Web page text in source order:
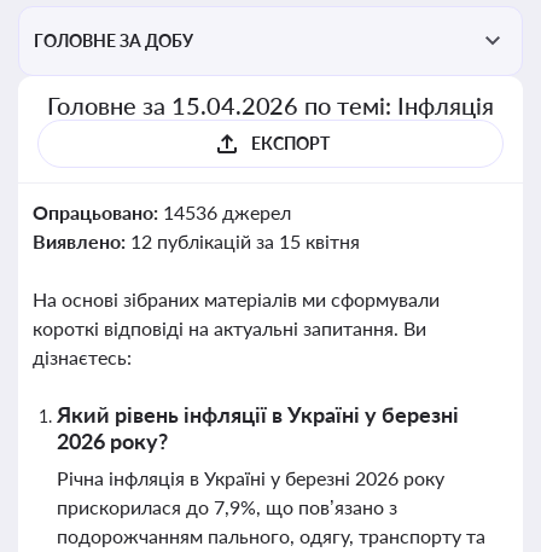
ГОЛОВНЕ ЗА ДОБУ
Головне за 15.04.2026 по темі: Інфляція
ЕКСПОРТ
Опрацьовано: 14536 джерел
Виявлено: 12 публікацій за 15 квітня
На основі зібраних матеріалів ми сформували
короткі відповіді на актуальні запитання. Ви
дізнаєтесь:
Який рівень інфляції в Україні у березні
2026 року?
Річна інфляція в Україні у березні 2026 року
прискорилася до 7,9%, що пов’язано з
подорожчанням пального, одягу, транспорту та